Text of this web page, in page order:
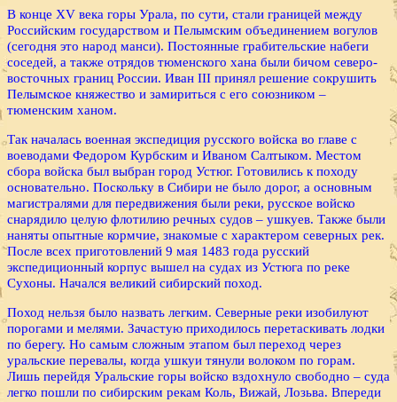
В конце XV века горы Урала, по сути, стали границей между
Российским государством и Пелымским объединением вогулов
(сегодня это народ манси). Постоянные грабительские набеги
соседей, а также отрядов тюменского хана были бичом северо-
восточных границ России. Иван III принял решение сокрушить
Пелымское княжество и замириться с его союзником –
тюменским ханом.
Так началась военная экспедиция русского войска во главе с
воеводами Федором Курбским и Иваном Салтыком. Местом
сбора войска был выбран город Устюг. Готовились к походу
основательно. Поскольку в Сибири не было дорог, а основным
магистралями для передвижения были реки, русское войско
снарядило целую флотилию речных судов – ушкуев. Также были
наняты опытные кормчие, знакомые с характером северных рек.
После всех приготовлений 9 мая 1483 года русский
экспедиционный корпус вышел на судах из Устюга по реке
Сухоны. Начался великий сибирский поход.
Поход нельзя было назвать легким. Северные реки изобилуют
порогами и мелями. Зачастую приходилось перетаскивать лодки
по берегу. Но самым сложным этапом был переход через
уральские перевалы, когда ушкуи тянули волоком по горам.
Лишь перейдя Уральские горы войско вздохнуло свободно – суда
легко пошли по сибирским рекам Коль, Вижай, Лозьва. Впереди